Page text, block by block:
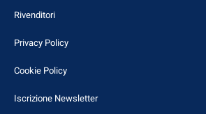
Rivenditori
Privacy Policy
Cookie Policy
Iscrizione Newsletter